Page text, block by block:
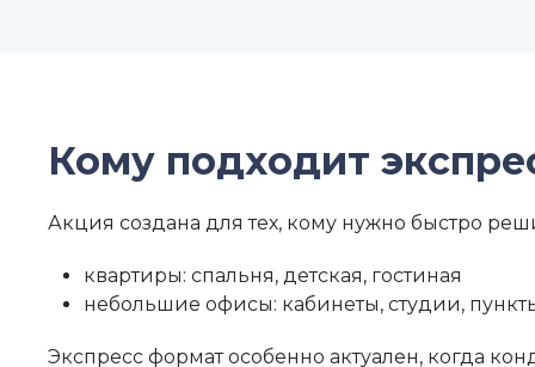
Кому подходит
Акция создана для тех, кому нужно быстро
квартиры: спальня, детская, гостиная
небольшие офисы: кабинеты, студии,
Экспресс формат особенно актуален, когда